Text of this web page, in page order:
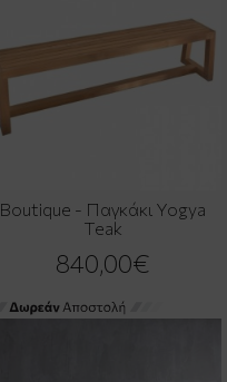
Boutique - Παγκάκι Yogya
Teak
840,00€